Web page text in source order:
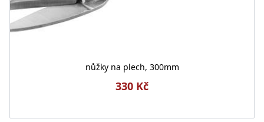
nůžky na plech, 300mm
330 Kč